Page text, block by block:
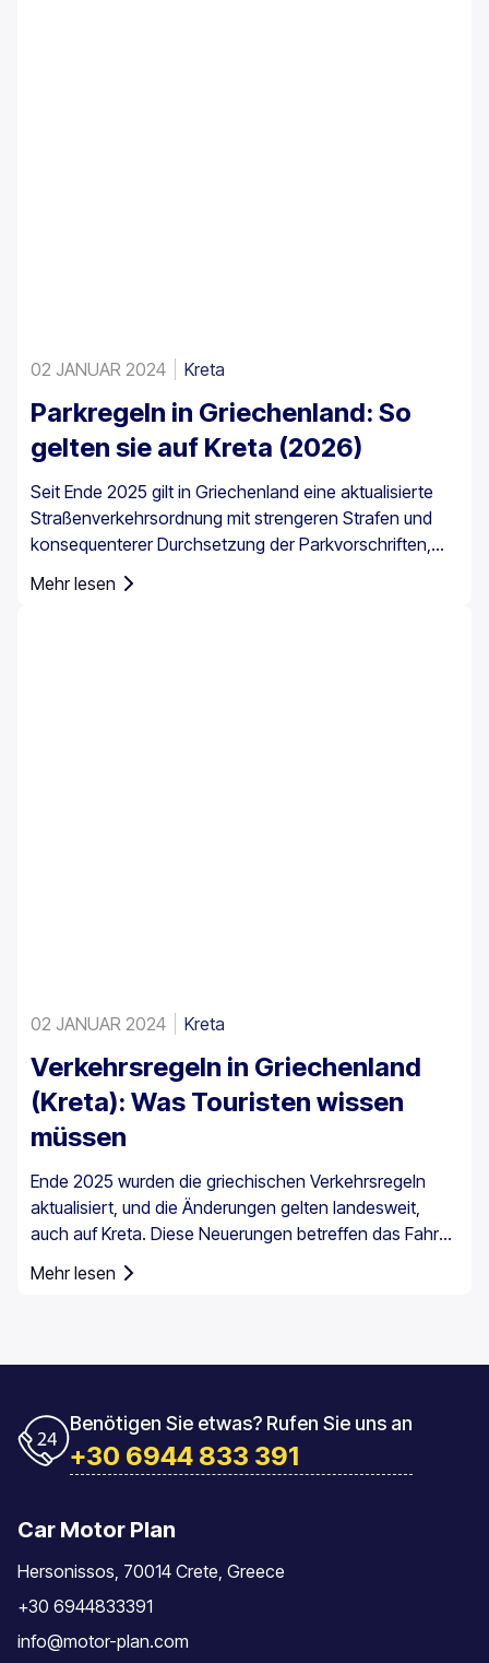
02 JANUAR 2024 Kreta
Parkregeln in Griechenland: So
gelten sie auf Kreta (2026)
Seit Ende 2025 gilt in Griechenland eine aktualisierte
Straßenverkehrsordnung mit strengeren Strafen und
konsequenterer Durchsetzung der Parkvorschriften,
insbesondere in Stadtzentren, an Häfen, in
Fußgängerzonen und in bewirtschafteten
Mehr lesen
02 JANUAR 2024 Kreta
Verkehrsregeln in Griechenland
(Kreta): Was Touristen wissen
müssen
Ende 2025 wurden die griechischen Verkehrsregeln
aktualisiert, und die Änderungen gelten landesweit,
auch auf Kreta. Diese Neuerungen betreffen das Fahren
Geschwindigkeitsüberwachung und die Pflichten der
Mehr lesen
Benötigen Sie etwas? Rufen Sie uns an
+30 6944 833 391
Car Motor Plan
Hersonissos, 70014 Crete, Greece
+30 6944833391
info@motor-plan.com